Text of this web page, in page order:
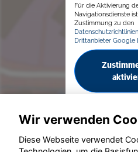
Für die Aktivierung
Navigationsdienste
Zustimmung zu den
Drittanbieter Google
Wir verwenden
Diese Webseite verwendet